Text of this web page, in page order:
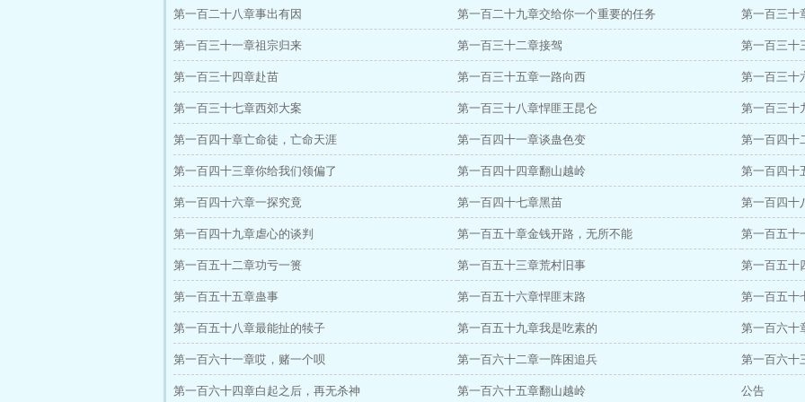
第一百二十八章事出有因 第一百二十九章交给你一个重要的任务 第一百三十
第一百三十一章祖宗归来 第一百三十二章接驾 第一百三十
第一百三十四章赴苗 第一百三十五章一路向西 第一百三十
第一百三十七章西郊大案 第一百三十八章悍匪王昆仑 第一百三十
第一百四十章亡命徒，亡命天涯 第一百四十一章谈蛊色变 第一百四十
第一百四十三章你给我们领偏了 第一百四十四章翻山越岭 第一百四十
第一百四十六章一探究竟 第一百四十七章黑苗 第一百四十
第一百四十九章虐心的谈判 第一百五十章金钱开路，无所不能 第一百五十
第一百五十二章功亏一篑 第一百五十三章荒村旧事 第一百五十
第一百五十五章蛊事 第一百五十六章悍匪末路 第一百五十
第一百五十八章最能扯的犊子 第一百五十九章我是吃素的 第一百六十
第一百六十一章哎，赌一个呗 第一百六十二章一阵困追兵 第一百六十
第一百六十四章白起之后，再无杀神 第一百六十五章翻山越岭 公告